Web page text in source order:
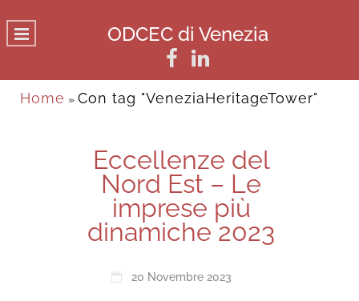
ODCEC di Venezia
Home » Con tag "VeneziaHeritageTower"
Eccellenze del
Nord Est – Le
imprese più
dinamiche 2023
20 Novembre 2023